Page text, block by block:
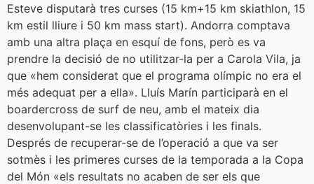
Esteve disputarà tres curses (15 km+15 km skiathlon, 15
km estil lliure i 50 km mass start). Andorra comptava
amb una altra plaça en esquí de fons, però es va
prendre la decisió de no utilitzar-la per a Carola Vila, ja
que «hem considerat que el programa olímpic no era el
més adequat per a ella». Lluís Marín participarà en el
boardercross de surf de neu, amb el mateix dia
desenvolupant-se les classificatòries i les finals.
Després de recuperar-se de l’operació a que va ser
sotmès i les primeres curses de la temporada a la Copa
del Món «els resultats no acaben de ser els que